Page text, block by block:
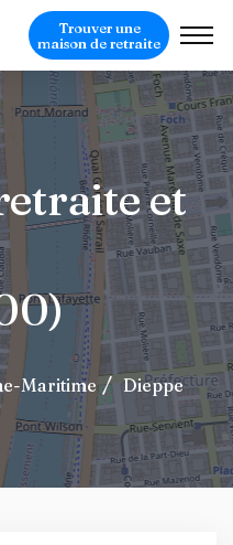
Trouver une
maison de retraite
et
Maritime Dieppe